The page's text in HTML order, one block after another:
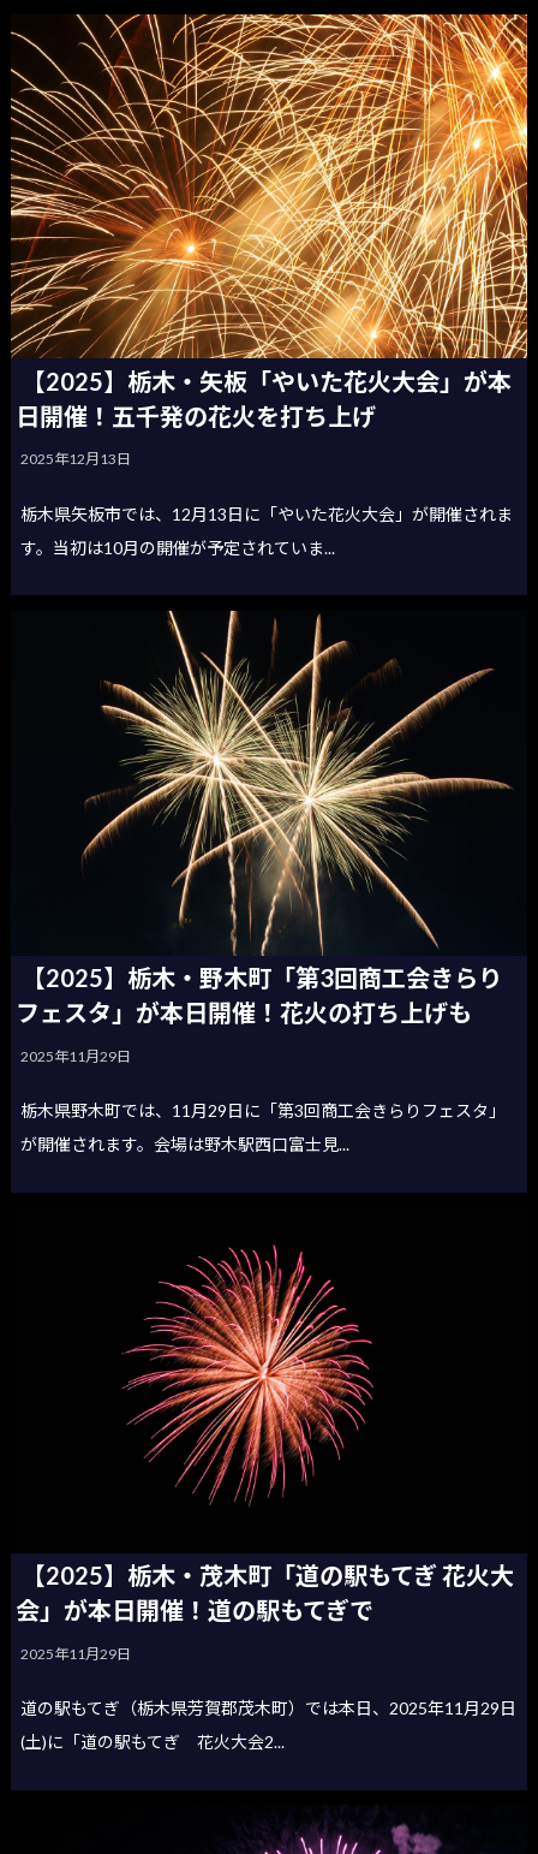
【2025】栃木・矢板「やいた花火大会」が本
日開催！五千発の花火を打ち上げ
2025年12月13日
栃木県矢板市では、12月13日に「やいた花火大会」が開催されま
す。当初は10月の開催が予定されていま...
【2025】栃木・野木町「第3回商工会きらり
フェスタ」が本日開催！花火の打ち上げも
2025年11月29日
栃木県野木町では、11月29日に「第3回商工会きらりフェスタ」
が開催されます。会場は野木駅西口富士見...
【2025】栃木・茂木町「道の駅もてぎ 花火大
会」が本日開催！道の駅もてぎで
2025年11月29日
道の駅もてぎ（栃木県芳賀郡茂木町）では本日、2025年11月29日
(土)に「道の駅もてぎ 花火大会2...